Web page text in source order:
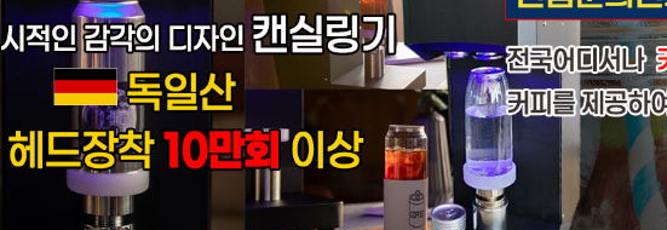
블랜딩
원두커피의 종류
온수기/우유스팀기
블렌더
그라인더
CAN 캔시머 캔실링기